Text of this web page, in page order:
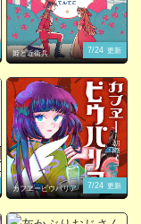
姫と近衛兵 7/24 更新
カフヱーピウパリア 7/24 更新